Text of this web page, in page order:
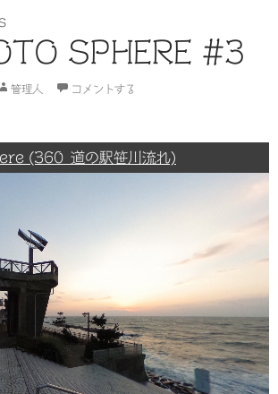
SPHERE #3
管理人 コメントする
(360_道の駅笹川流れ)